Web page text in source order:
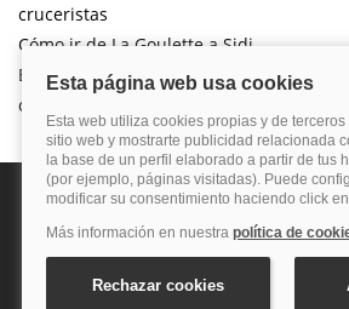
cruceristas
Cómo ir de La Goulette a Sidi
Bou Said por libre desde tu
crucero
Política de cookies
© 2026 Blog Cruceros – Guía de cruceros.